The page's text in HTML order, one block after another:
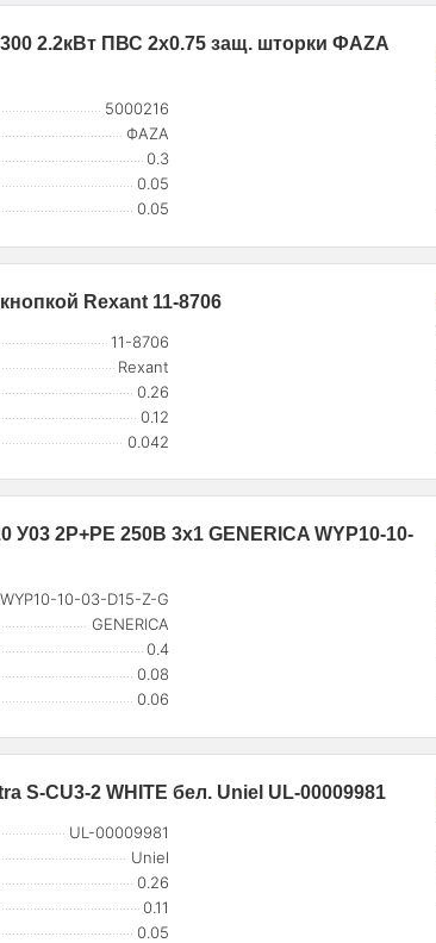
2.2кВт ПВС 2х0.75 защ. шторки ФАZА
5000216
ФАZА
0.3
0.05
0.05
Rexant 11-8706
11-8706
Rexant
0.26
0.12
0.042
2P+PE 250В 3х1 GENERICA WYP10-10-
WYP10-10-03-D15-Z-G
GENERICA
0.4
0.08
0.06
S-CU3-2 WHITE бел. Uniel UL-00009981
UL-00009981
Uniel
0.26
0.11
0.05